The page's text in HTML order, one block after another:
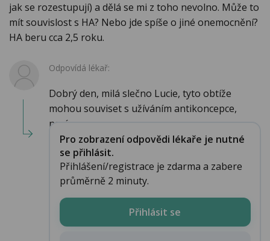
jak se rozestupují) a dělá se mi z toho nevolno. Může to
mít souvislost s HA? Nebo jde spíše o jiné onemocnění?
HA beru cca 2,5 roku.
Odpovídá lékař:
Dobrý den, milá slečno Lucie, tyto obtíže
mohou souviset s užíváním antikoncepce,
navíc po...
Pro zobrazení odpovědi lékaře je nutné
se přihlásit.
Přihlášení/registrace je zdarma a zabere
průměrně 2 minuty.
Přihlásit se